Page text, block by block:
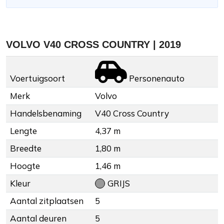
VOLVO V40 CROSS COUNTRY | 2019
Voertuigsoort
Personenauto
Merk
Volvo
Handelsbenaming
V40 Cross Country
Lengte
4,37 m
Breedte
1,80 m
Hoogte
1,46 m
Kleur
GRIJS
Aantal zitplaatsen
5
Aantal deuren
5